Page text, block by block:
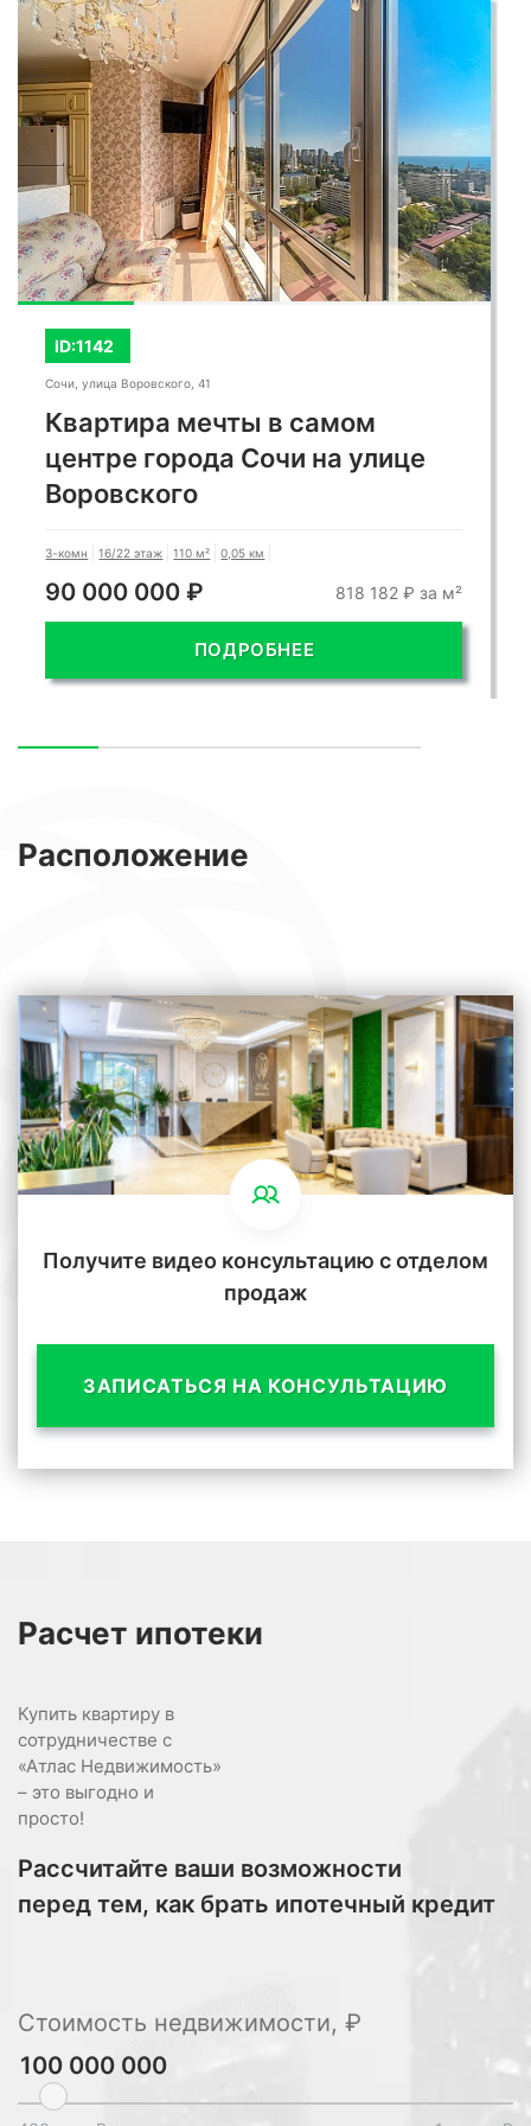
контактам ниже.
ID:1142
Сочи, улица Воровского, 41
Квартира мечты в самом
центре города Сочи на улице
Воровского
3-комн 16/22 этаж 110 м² 0,05 км
90 000 000 ₽ 818 182 ₽ за м²
ПОДРОБНЕЕ
Расположение
Получите видео консультацию с отделом
продаж
ЗАПИСАТЬСЯ НА КОНСУЛЬТАЦИЮ
Расчет ипотеки
Купить квартиру в
сотрудничестве с
«Атлас Недвижимость»
– это выгодно и
просто!
Рассчитайте ваши возможности
перед тем, как брать ипотечный кредит
Стоимость недвижимости, ₽